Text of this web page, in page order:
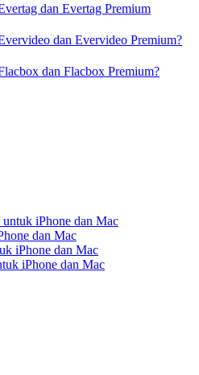
dan Evertag Premium
dan Evervideo Premium?
dan Flacbox Premium?
iPhone dan Mac
dan Mac
iPhone dan Mac
iPhone dan Mac